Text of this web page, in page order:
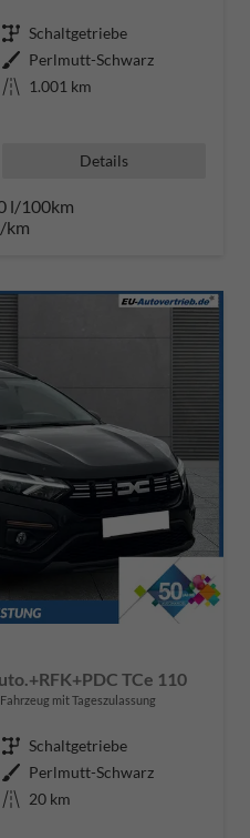
Getriebe Schaltgetriebe
Außenfarbe Perlmutt-Schwarz
Kilometerstand 1.001 km
Details
l/100km
km
TCe 110
Fahrzeug mit Tageszulassung
Getriebe Schaltgetriebe
Außenfarbe Perlmutt-Schwarz
Kilometerstand 20 km